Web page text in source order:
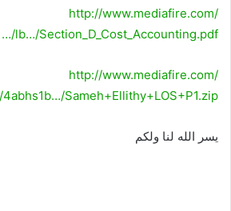
http://www.mediafire.com/
…/lb…/Section_D_Cost_Accounting.pdf
http://www.mediafire.com/
Sameh+Ellithy+LOS+P1.zip
يسر الله لنا ولكم